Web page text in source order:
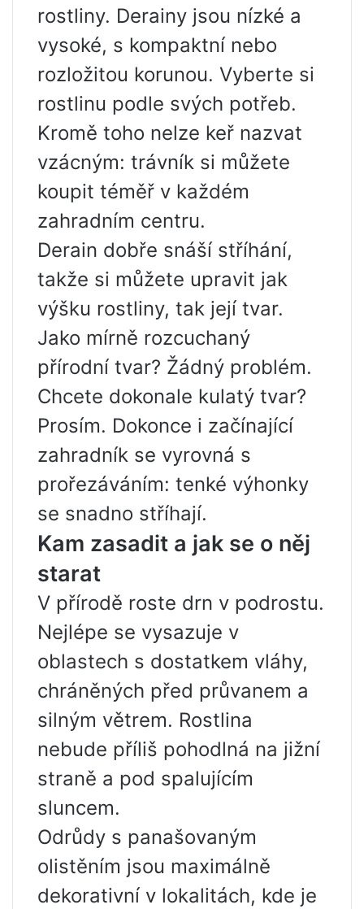
rostliny. Derainy jsou nízké a
vysoké, s kompaktní nebo
rozložitou korunou. Vyberte si
rostlinu podle svých potřeb.
Kromě toho nelze keř nazvat
vzácným: trávník si můžete
koupit téměř v každém
zahradním centru.
Derain dobře snáší stříhání,
takže si můžete upravit jak
výšku rostliny, tak její tvar.
Jako mírně rozcuchaný
přírodní tvar? Žádný problém.
Chcete dokonale kulatý tvar?
Prosím. Dokonce i začínající
zahradník se vyrovná s
prořezáváním: tenké výhonky
se snadno stříhají.
Kam zasadit a jak se o něj
starat
V přírodě roste drn v podrostu.
Nejlépe se vysazuje v
oblastech s dostatkem vláhy,
chráněných před průvanem a
silným větrem. Rostlina
nebude příliš pohodlná na jižní
straně a pod spalujícím
sluncem.
Odrůdy s panašovaným
olistěním jsou maximálně
dekorativní v lokalitách, kde je